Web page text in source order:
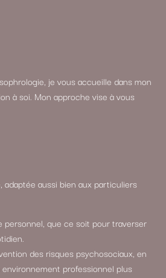
je vous accueille dans mon
à soi. Mon approche vise à vous
aussi bien aux particuliers
personnel, que ce soit pour traverser
des risques psychosociaux, en
professionnel plus